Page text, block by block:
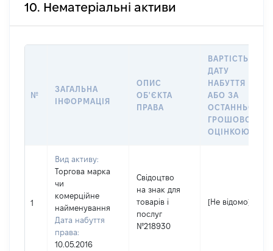
10. Нематеріальні активи
№
ЗАГАЛЬНА
ІНФОРМАЦІЯ
ОПИС
ОБ'ЄКТА
ПРАВА
ВАРТІСТЬ НА
ДАТУ
НАБУТТЯ
АБО ЗА
ОСТАННЬОЮ
ГРОШОВОЮ
ОЦІНКОЮ
1
Вид активу:
Торгова марка
чи
комерційне
найменування
Дата набуття
права:
10.05.2016
Свідоцтво
на знак для
товарів і
послуг
№218930
[Не відомо]